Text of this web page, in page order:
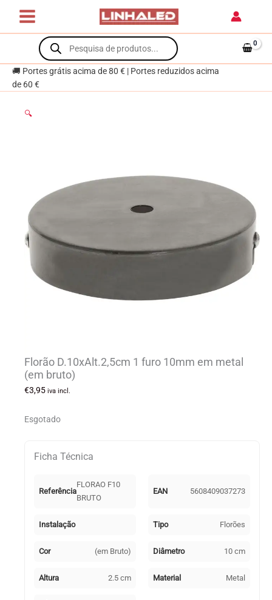
content
Products
search
🚚 Portes grátis acima de 80 € | Portes reduzidos acima
de 60 €
🔍
Florão D.10xAlt.2,5cm 1 furo 10mm em metal
(em bruto)
€3,95 iva incl.
Esgotado
Ficha Técnica
Referência
FLORAO F10
BRUTO
EAN 5608409037273
Instalação Tipo Florões
Cor (em Bruto) Diâmetro 10 cm
Altura 2.5 cm Material Metal